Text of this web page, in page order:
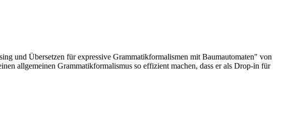
und Übersetzen für expressive Grammatikformalismen mit Baumautomaten" von
allgemeinen Grammatikformalismus so effizient machen, dass er als Drop-in für